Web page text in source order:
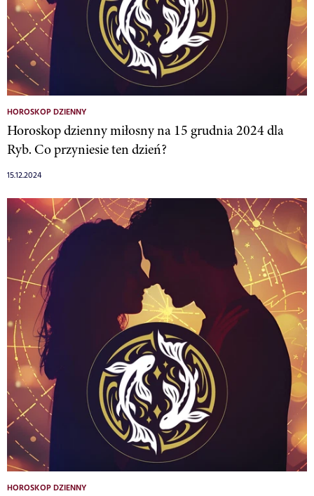
HOROSKOP DZIENNY
Horoskop dzienny miłosny na 15 grudnia 2024 dla
Ryb. Co przyniesie ten dzień?
15.12.2024
HOROSKOP DZIENNY